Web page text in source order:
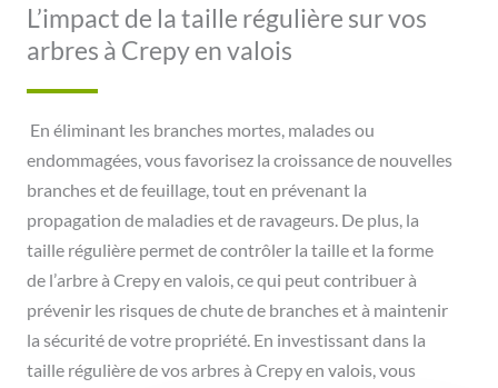
L’impact de la taille régulière sur vos
arbres à Crepy en valois
En éliminant les branches mortes, malades ou
endommagées, vous favorisez la croissance de nouvelles
branches et de feuillage, tout en prévenant la
propagation de maladies et de ravageurs. De plus, la
taille régulière permet de contrôler la taille et la forme
de l’arbre à Crepy en valois, ce qui peut contribuer à
prévenir les risques de chute de branches et à maintenir
la sécurité de votre propriété. En investissant dans la
taille régulière de vos arbres à Crepy en valois, vous